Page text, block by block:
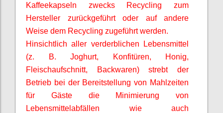
Kaffeekapseln zwecks Recycling zum
Hersteller zurückgeführt oder auf andere
Weise dem Recycling zugeführt werden.
Hinsichtlich aller verderblichen Lebensmittel
(z. B. Joghurt, Konfitüren, Honig,
Fleischaufschnitt, Backwaren) strebt der
Betrieb bei der Bereitstellung von Mahlzeiten
für Gäste die Minimierung von
Lebensmittelabfällen wie auch